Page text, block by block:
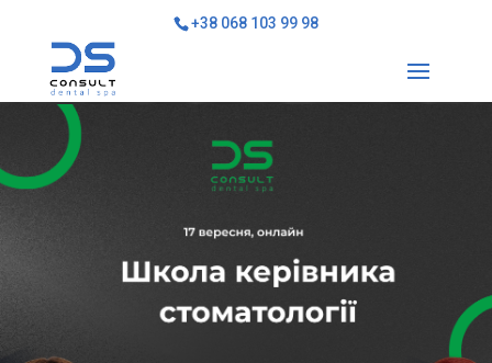
+38 068 103 99 98